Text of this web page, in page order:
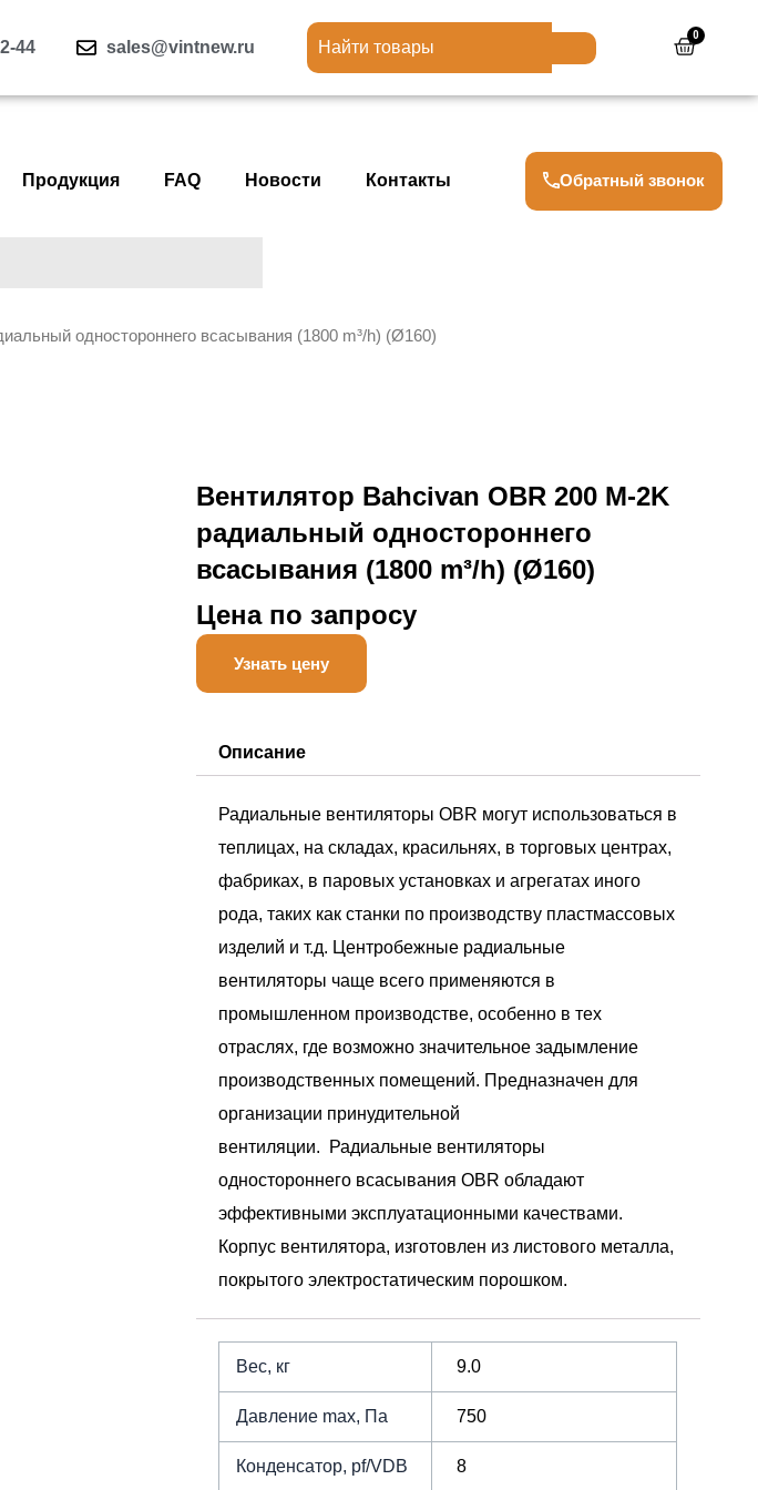
44 sales@vintnew.ru
0Cart
Продукция FAQ Новости Контакты Обратный звонок
одностороннего всасывания (1800 m³/h) (Ø160)
Вентилятор Bahcivan OBR 200 M-2K
радиальный одностороннего
всасывания (1800 m³/h) (Ø160)
Цена по запросу
Узнать цену
Описание
Радиальные вентиляторы OBR могут использоваться в
теплицах, на складах, красильнях, в торговых центрах,
фабриках, в паровых установках и агрегатах иного
рода, таких как станки по производству пластмассовых
изделий и т.д. Центробежные радиальные
вентиляторы чаще всего применяются в
промышленном производстве, особенно в тех
отраслях, где возможно значительное задымление
производственных помещений. Предназначен для
организации принудительной
вентиляции. Радиальные вентиляторы
одностороннего всасывания OBR обладают
эффективными эксплуатационными качествами.
Корпус вентилятора, изготовлен из листового металла,
покрытого электростатическим порошком.
Вес, кг 9.0
Давление max, Па 750
Конденсатор, pf/VDB 8